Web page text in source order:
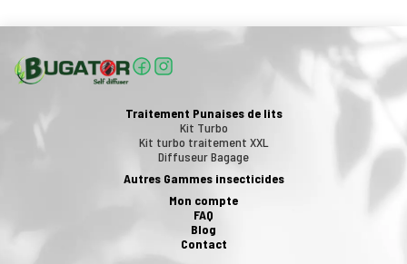
Traitement Punaises de lits
Kit Turbo
Kit turbo traitement XXL
Diffuseur Bagage
Autres Gammes insecticides
Mon compte
FAQ
Blog
Contact